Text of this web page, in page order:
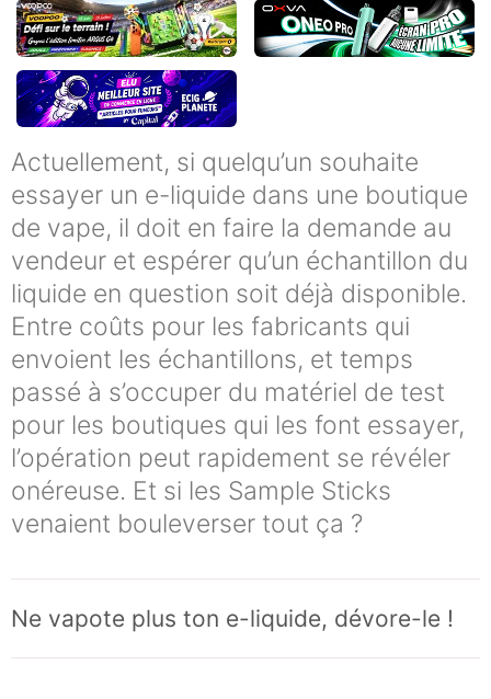
Actuellement, si quelqu’un souhaite
essayer un e-liquide dans une boutique
de vape, il doit en faire la demande au
vendeur et espérer qu’un échantillon du
liquide en question soit déjà disponible.
Entre coûts pour les fabricants qui
envoient les échantillons, et temps
passé à s’occuper du matériel de test
pour les boutiques qui les font essayer,
l’opération peut rapidement se révéler
onéreuse. Et si les Sample Sticks
venaient bouleverser tout ça ?
Ne vapote plus ton e-liquide, dévore-le !